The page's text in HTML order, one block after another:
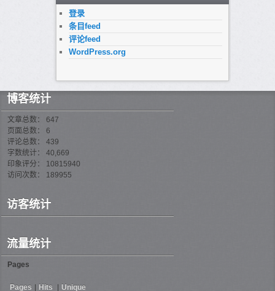
登录
条目feed
评论feed
WordPress.org
博客统计
文章总数： 647
页面总数： 6
评论总数： 439
字数统计： 40,669
印象评分： 10815940
访问次数： 189955
访客统计
流量统计
Pages
Pages Hits Unique